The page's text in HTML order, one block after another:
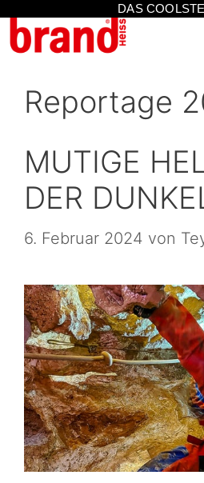
DAS
Reportage
MUTIGE
DER
6. Februar 2024 von